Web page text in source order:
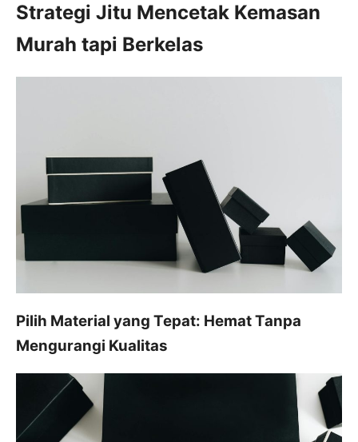
Strategi Jitu Mencetak Kemasan
Murah tapi Berkelas
Pilih Material yang Tepat: Hemat Tanpa
Mengurangi Kualitas